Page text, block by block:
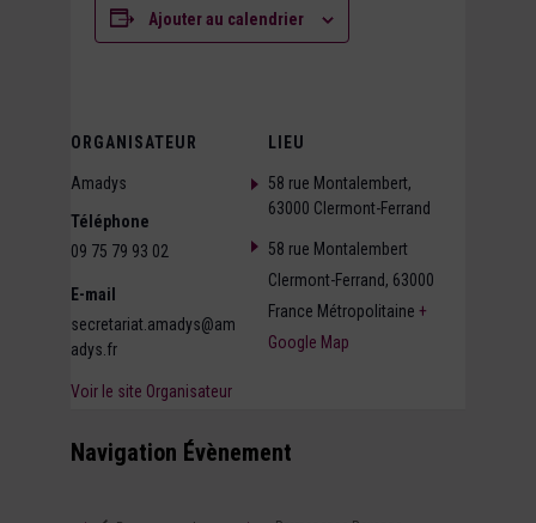
Ajouter au calendrier
LIEU
58 rue Montalembert,
63000 Clermont-Ferrand
58 rue Montalembert
Clermont-Ferrand, 63000
France Métropolitaine +
Google Map
ORGANISATEUR
Amadys
Téléphone
09 75 79 93 02
E-mail
secretariat.amadys@am
adys.fr
Voir le site Organisateur
Navigation Évènement